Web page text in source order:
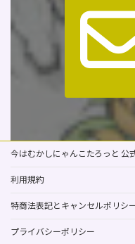
今はむかしにゃんこたろっと 公
利用規約
特商法表記とキャンセルポリシ
プライバシーポリシー